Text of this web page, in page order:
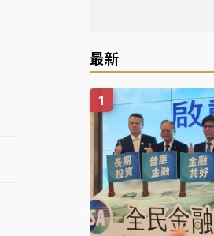
最新